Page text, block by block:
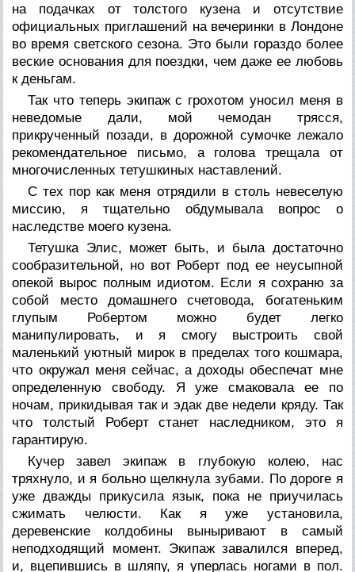
на подачках от толстого кузена и отсутствие
официальных приглашений на вечеринки в Лондоне
во время светского сезона. Это были гораздо более
веские основания для поездки, чем даже ее любовь
к деньгам.
Так что теперь экипаж с грохотом уносил меня в
неведомые дали, мой чемодан трясся,
прикрученный позади, в дорожной сумочке лежало
рекомендательное письмо, а голова трещала от
многочисленных тетушкиных наставлений.
С тех пор как меня отрядили в столь невеселую
миссию, я тщательно обдумывала вопрос о
наследстве моего кузена.
Тетушка Элис, может быть, и была достаточно
сообразительной, но вот Роберт под ее неусыпной
опекой вырос полным идиотом. Если я сохраню за
собой место домашнего счетовода, богатеньким
глупым Робертом можно будет легко
манипулировать, и я смогу выстроить свой
маленький уютный мирок в пределах того кошмара,
что окружал меня сейчас, а доходы обеспечат мне
определенную свободу. Я уже смаковала ее по
ночам, прикидывая так и эдак две недели кряду. Так
что толстый Роберт станет наследником, это я
гарантирую.
Кучер завел экипаж в глубокую колею, нас
тряхнуло, и я больно щелкнула зубами. По дороге я
уже дважды прикусила язык, пока не приучилась
сжимать челюсти. Как я уже установила,
деревенские колдобины выныривают в самый
неподходящий момент. Экипаж завалился вперед,
и, вцепившись в шляпу, я уперлась ногами в пол.